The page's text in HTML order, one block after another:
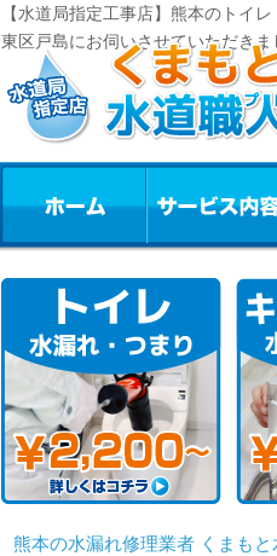
【水道局指定工事店】熊本のトイ
東区戸島にお伺いさせていただきま
熊本の水漏れ修理業者 くまもと